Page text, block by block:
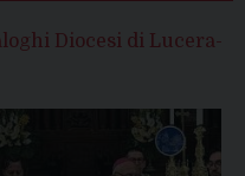
Diocesi di Lucera-